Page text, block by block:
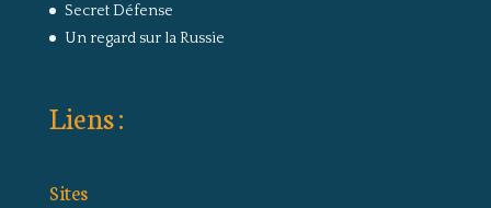
Secret Défense
Un regard sur la Russie
Liens :
Sites